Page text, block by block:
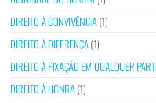
DIREITO À CONVIVÊNCIA(1)
DIREITO À DIFERENÇA(1)
DIREITO À FIXAÇÃO EM QUALQUER
DIREITO À HONRA(1)